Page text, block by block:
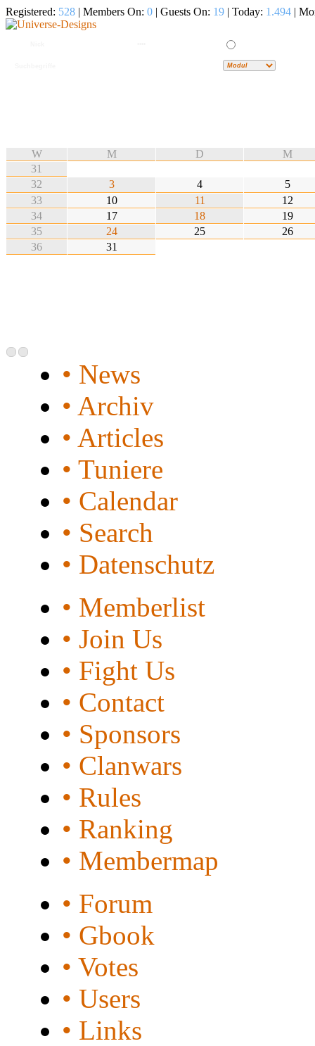
Registered: 528 | Members On: 0 | Guests On: 19 | Today: 1.494 |
W M D
M
31
32
3 4
5
33
10 11
12
34
17 18
19
35
24 25
26
36
31
• News
• Archiv
• Articles
• Tuniere
• Calendar
• Search
• Datenschutz
• Memberlist
• Join Us
• Fight Us
• Contact
• Sponsors
• Clanwars
• Rules
• Ranking
• Membermap
• Forum
• Gbook
• Votes
• Users
• Links